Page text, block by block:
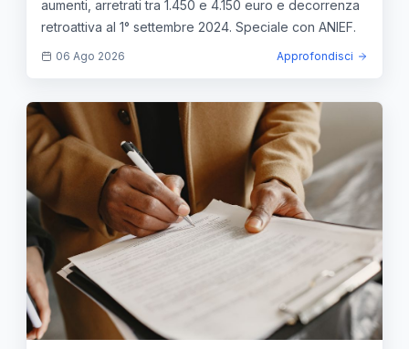
aumenti, arretrati tra 1.450 e 4.150 euro e decorrenza
retroattiva al 1° settembre 2024. Speciale con ANIEF.
06 Ago 2026 Approfondisci